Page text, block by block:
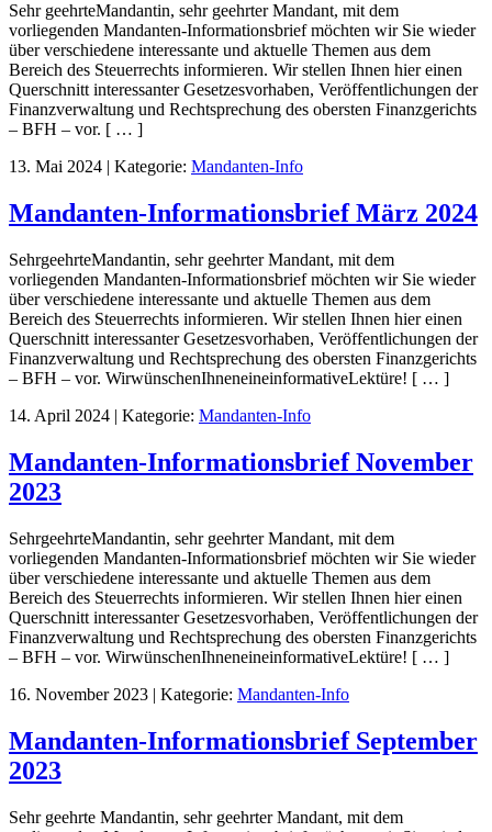
Sehr geehrteMandantin, sehr geehrter Mandant, mit dem
vorliegenden Mandanten-Informationsbrief möchten wir Sie wieder
über verschiedene interessante und aktuelle Themen aus dem
Bereich des Steuerrechts informieren. Wir stellen Ihnen hier einen
Querschnitt interessanter Gesetzesvorhaben, Veröffentlichungen der
Finanzverwaltung und Rechtsprechung des obersten Finanzgerichts
– BFH – vor. [ … ]
13. Mai 2024 | Kategorie: Mandanten-Info
Mandanten-Informationsbrief März 2024
SehrgeehrteMandantin, sehr geehrter Mandant, mit dem
vorliegenden Mandanten-Informationsbrief möchten wir Sie wieder
über verschiedene interessante und aktuelle Themen aus dem
Bereich des Steuerrechts informieren. Wir stellen Ihnen hier einen
Querschnitt interessanter Gesetzesvorhaben, Veröffentlichungen der
Finanzverwaltung und Rechtsprechung des obersten Finanzgerichts
– BFH – vor. WirwünschenIhneneineinformativeLektüre! [ … ]
14. April 2024 | Kategorie: Mandanten-Info
Mandanten-Informationsbrief November
2023
SehrgeehrteMandantin, sehr geehrter Mandant, mit dem
vorliegenden Mandanten-Informationsbrief möchten wir Sie wieder
über verschiedene interessante und aktuelle Themen aus dem
Bereich des Steuerrechts informieren. Wir stellen Ihnen hier einen
Querschnitt interessanter Gesetzesvorhaben, Veröffentlichungen der
Finanzverwaltung und Rechtsprechung des obersten Finanzgerichts
– BFH – vor. WirwünschenIhneneineinformativeLektüre! [ … ]
16. November 2023 | Kategorie: Mandanten-Info
Mandanten-Informationsbrief September
2023
Sehr geehrte Mandantin, sehr geehrter Mandant, mit dem